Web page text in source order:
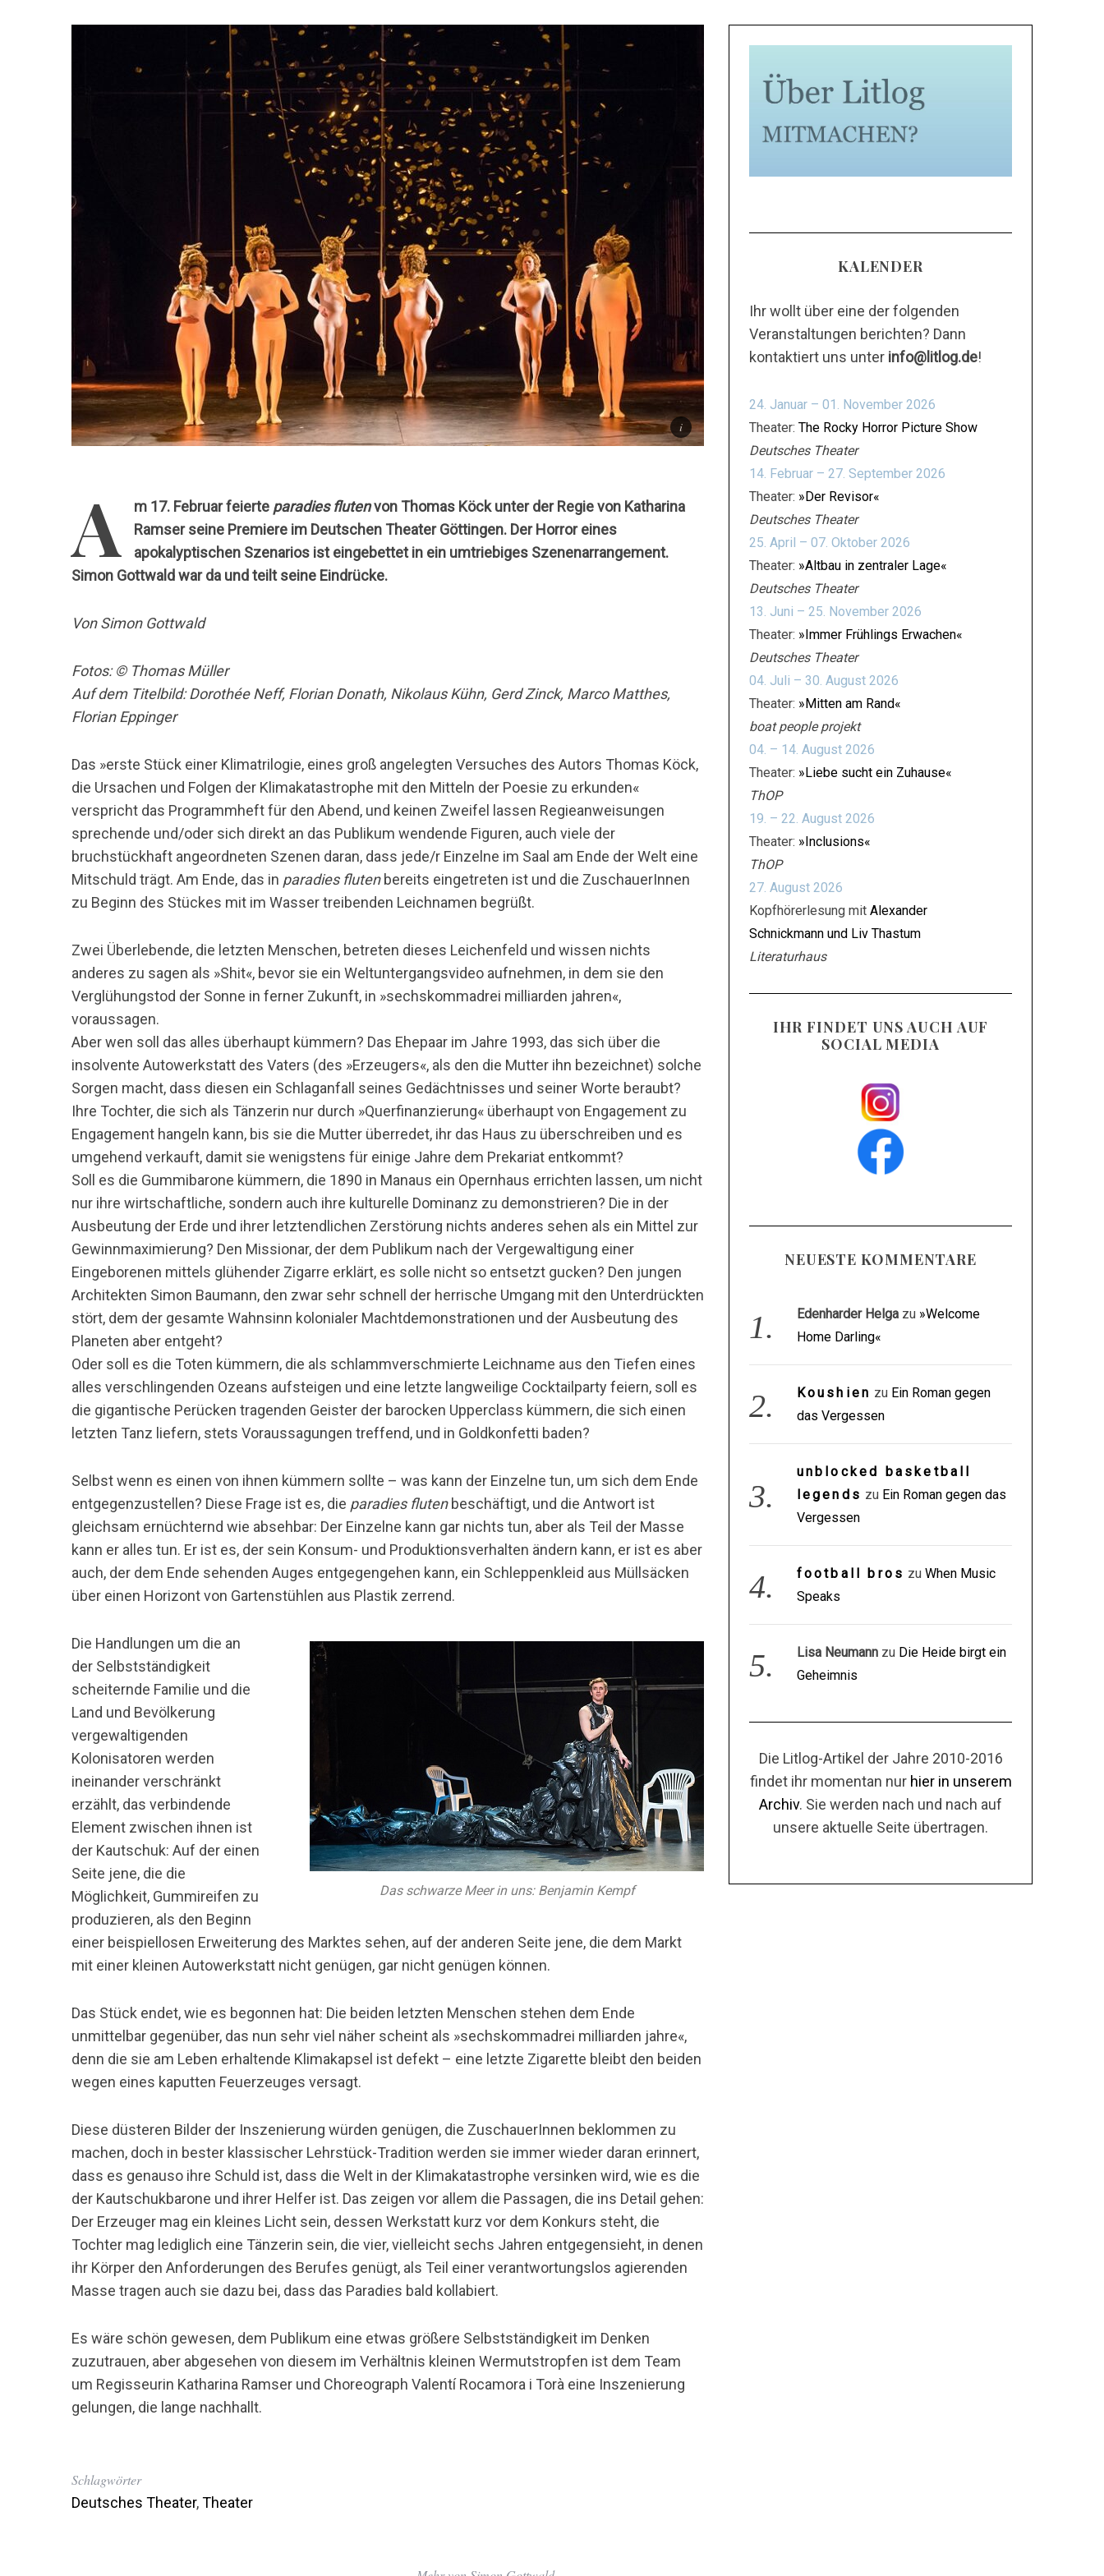
A m 17. Februar feierte paradies flutenvon Thomas Köck unter der Regie von Katharina
Ramser seine Premiere im Deutschen Theater Göttingen. Der Horror eines
apokalyptischen Szenarios ist eingebettet in ein umtriebiges Szenenarrangement.
Simon Gottwald war da und teilt seine Eindrücke.
Von Simon Gottwald
Fotos: © Thomas Müller
Auf dem Titelbild: Dorothée Neff, Florian Donath, Nikolaus Kühn, Gerd Zinck, Marco Matthes,
Florian Eppinger
Das »erste Stück einer Klimatrilogie, eines groß angelegten Versuches des Autors Thomas Köck,
die Ursachen und Folgen der Klimakatastrophe mit den Mitteln der Poesie zu erkunden«
verspricht das Programmheft für den Abend, und keinen Zweifel lassen Regieanweisungen
sprechende und/oder sich direkt an das Publikum wendende Figuren, auch viele der
bruchstückhaft angeordneten Szenen daran, dass jede/r Einzelne im Saal am Ende der Welt eine
Mitschuld trägt. Am Ende, das in paradies flutenbereits eingetreten ist und die ZuschauerInnen
zu Beginn des Stückes mit im Wasser treibenden Leichnamen begrüßt.
Zwei Überlebende, die letzten Menschen, betreten dieses Leichenfeld und wissen nichts
anderes zu sagen als »Shit«, bevor sie ein Weltuntergangsvideo aufnehmen, in dem sie den
Verglühungstod der Sonne in ferner Zukunft, in »sechskommadrei milliarden jahren«,
voraussagen.
Aber wen soll das alles überhaupt kümmern? Das Ehepaar im Jahre 1993, das sich über die
insolvente Autowerkstatt des Vaters (des »Erzeugers«, als den die Mutter ihn bezeichnet) solche
Sorgen macht, dass diesen ein Schlaganfall seines Gedächtnisses und seiner Worte beraubt?
Ihre Tochter, die sich als Tänzerin nur durch »Querfinanzierung« überhaupt von Engagement zu
Engagement hangeln kann, bis sie die Mutter überredet, ihr das Haus zu überschreiben und es
umgehend verkauft, damit sie wenigstens für einige Jahre dem Prekariat entkommt?
Soll es die Gummibarone kümmern, die 1890 in Manaus ein Opernhaus errichten lassen, um nicht
nur ihre wirtschaftliche, sondern auch ihre kulturelle Dominanz zu demonstrieren? Die in der
Ausbeutung der Erde und ihrer letztendlichen Zerstörung nichts anderes sehen als ein Mittel zur
Gewinnmaximierung? Den Missionar, der dem Publikum nach der Vergewaltigung einer
Eingeborenen mittels glühender Zigarre erklärt, es solle nicht so entsetzt gucken? Den jungen
Architekten Simon Baumann, den zwar sehr schnell der herrische Umgang mit den Unterdrückten
stört, dem der gesamte Wahnsinn kolonialer Machtdemonstrationen und der Ausbeutung des
Planeten aber entgeht?
Oder soll es die Toten kümmern, die als schlammverschmierte Leichname aus den Tiefen eines
alles verschlingenden Ozeans aufsteigen und eine letzte langweilige Cocktailparty feiern, soll es
die gigantische Perücken tragenden Geister der barocken Upperclass kümmern, die sich einen
letzten Tanz liefern, stets Voraussagungen treffend, und in Goldkonfetti baden?
Selbst wenn es einen von ihnen kümmern sollte – was kann der Einzelne tun, um sich dem Ende
entgegenzustellen? Diese Frage ist es, die paradies flutenbeschäftigt, und die Antwort ist
gleichsam ernüchternd wie absehbar: Der Einzelne kann gar nichts tun, aber als Teil der Masse
kann er alles tun. Er ist es, der sein Konsum- und Produktionsverhalten ändern kann, er ist es aber
auch, der dem Ende sehenden Auges entgegengehen kann, ein Schleppenkleid aus Müllsäcken
über einen Horizont von Gartenstühlen aus Plastik zerrend.
Das schwarze Meer in uns: Benjamin Kempf
Die Handlungen um die an
der Selbstständigkeit
scheiternde Familie und die
Land und Bevölkerung
vergewaltigenden
Kolonisatoren werden
ineinander verschränkt
erzählt, das verbindende
Element zwischen ihnen ist
der Kautschuk: Auf der einen
Seite jene, die die
Möglichkeit, Gummireifen zu
produzieren, als den Beginn
einer beispiellosen Erweiterung des Marktes sehen, auf der anderen Seite jene, die dem Markt
mit einer kleinen Autowerkstatt nicht genügen, gar nicht genügen können.
Das Stück endet, wie es begonnen hat: Die beiden letzten Menschen stehen dem Ende
unmittelbar gegenüber, das nun sehr viel näher scheint als »sechskommadrei milliarden jahre«,
denn die sie am Leben erhaltende Klimakapsel ist defekt – eine letzte Zigarette bleibt den beiden
wegen eines kaputten Feuerzeuges versagt.
Diese düsteren Bilder der Inszenierung würden genügen, die ZuschauerInnen beklommen zu
machen, doch in bester klassischer Lehrstück-Tradition werden sie immer wieder daran erinnert,
dass es genauso ihre Schuld ist, dass die Welt in der Klimakatastrophe versinken wird, wie es die
der Kautschukbarone und ihrer Helfer ist. Das zeigen vor allem die Passagen, die ins Detail gehen:
Der Erzeuger mag ein kleines Licht sein, dessen Werkstatt kurz vor dem Konkurs steht, die
Tochter mag lediglich eine Tänzerin sein, die vier, vielleicht sechs Jahren entgegensieht, in denen
ihr Körper den Anforderungen des Berufes genügt, als Teil einer verantwortungslos agierenden
Masse tragen auch sie dazu bei, dass das Paradies bald kollabiert.
Es wäre schön gewesen, dem Publikum eine etwas größere Selbstständigkeit im Denken
zuzutrauen, aber abgesehen von diesem im Verhältnis kleinen Wermutstropfen ist dem Team
um Regisseurin Katharina Ramser und Choreograph Valentí Rocamora i Torà eine Inszenierung
gelungen, die lange nachhallt.
Schlagwörter
Deutsches Theater,Theater
KALENDER
Ihr wollt über eine der folgenden
Veranstaltungen berichten? Dann
kontaktiert uns unter info@litlog.de!
24. Januar – 01. November 2026
Theater: The Rocky Horror Picture Show
Deutsches Theater
14. Februar – 27. September 2026
Theater: »Der Revisor«
Deutsches Theater
25. April – 07. Oktober 2026
Theater: »Altbau in zentraler Lage«
Deutsches Theater
13. Juni – 25. November 2026
Theater: »Immer Frühlings Erwachen«
Deutsches Theater
04. Juli – 30. August 2026
Theater: »Mitten am Rand«
boat people projekt
04. – 14. August 2026
Theater: »Liebe sucht ein Zuhause«
ThOP
19. – 22. August 2026
Theater: »Inclusions«
ThOP
27. August 2026
Kopfhörerlesung mit Alexander
Schnickmann und Liv Thastum
Literaturhaus
IHR FINDET UNS AUCH AUF
SOCIAL MEDIA
NEUESTE KOMMENTARE
Edenharder Helgazu »Welcome
Home Darling«
Koushien zu Ein Roman gegen
das Vergessen
unblocked basketball
legends zu Ein Roman gegen das
Vergessen
football bros zuWhen Music
Speaks
Lisa Neumannzu Die Heide birgt ein
Geheimnis
Die Litlog-Artikel der Jahre 2010-2016
findet ihr momentan nur hier in unserem
Archiv. Sie werden nach und nach auf
unsere aktuelle Seite übertragen.
u
c
h
e
n
a
c
h